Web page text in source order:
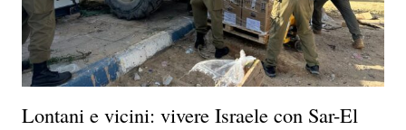
Lontani e vicini: vivere Israele con Sar-El